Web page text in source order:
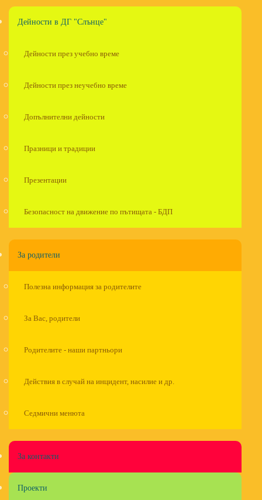
Дейности в ДГ "Слънце"
Дейности през учебно време
Дейности през неучебно време
Допълнителни дейности
Празници и традиции
Презентации
Безопасност на движение по пътищата - БДП
За родители
Полезна информация за родителите
За Вас, родители
Родителите - наши партньори
Действия в случай на инцидент, насилие и др.
Седмични менюта
За контакти
Проекти